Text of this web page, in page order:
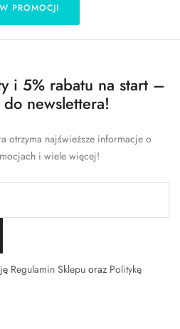
PROMOCJI
i 5% rabatu na start –
newslettera!
otrzyma najświeższe informacje o
i wiele więcej!
Regulamin Sklepu oraz Politykę